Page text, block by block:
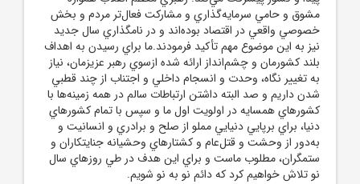
مشوق و حامي سرمايه‌گذاري و مشارکت فعال‌تر مردم و بخش
خصوصي واقعي در اقتصاد بوده‌اند و در نامگذاري سال جديد
نيز به اين موضوع مهم تأکيد فرمودند.ما براي رسيدن به اهداف
بلند کشورمان و چشم‌انداز ارائه شده ازسوي رهبر عزيزمان، نياز
به تغيير نگاه، وحدت و انسجام داخلي و اجتناب از چند قطبي
شدن داريم و صد البته داشتن ارتباطات سالم در همه زمينه‌ها با
کشورهاي همسايه در اولويت اول ما و سپس با تمام کشورهاي
دنيا، براي برپايي دنيايي مملو از صلح و برادري و انسانيت و
به‌دور از وحشت و قتل‌عام و کشتارهاي وحشيانه جنايتکاران و
ستمگران، مطلوب ماست و براي اين هدف در طي روزهاي سال
نو تلاش خواهيم کرد که دائم نو به نو شويم.